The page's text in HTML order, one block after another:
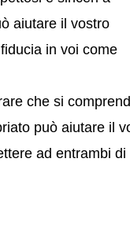
aiutare il vostro
in voi come
che si
può aiutare il
ad entrambi di